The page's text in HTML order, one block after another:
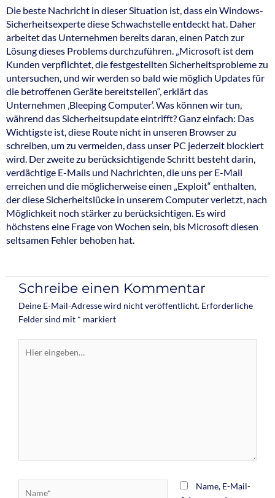
Die beste Nachricht in dieser Situation ist, dass ein Windows-
Sicherheitsexperte diese Schwachstelle entdeckt hat. Daher
arbeitet das Unternehmen bereits daran, einen Patch zur
Lösung dieses Problems durchzuführen. „Microsoft ist dem
Kunden verpflichtet, die festgestellten Sicherheitsprobleme zu
untersuchen, und wir werden so bald wie möglich Updates für
die betroffenen Geräte bereitstellen“, erklärt das
Unternehmen ‚Bleeping Computer‘. Was können wir tun,
während das Sicherheitsupdate eintrifft? Ganz einfach: Das
Wichtigste ist, diese Route nicht in unseren Browser zu
schreiben, um zu vermeiden, dass unser PC jederzeit blockiert
wird. Der zweite zu berücksichtigende Schritt besteht darin,
verdächtige E-Mails und Nachrichten, die uns per E-Mail
erreichen und die möglicherweise einen „Exploit“ enthalten,
der diese Sicherheitslücke in unserem Computer verletzt, nach
Möglichkeit noch stärker zu berücksichtigen. Es wird
höchstens eine Frage von Wochen sein, bis Microsoft diesen
seltsamen Fehler behoben hat.
Schreibe einen Kommentar
Deine E-Mail-Adresse wird nicht veröffentlicht. Erforderliche
Felder sind mit * markiert
eingeben…
Name, E-Mail-